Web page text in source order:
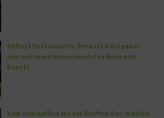
50 Best Restaurants: Peru ist Gastgeber
des weltweit bedeutendsten Kulinarik-
Events
Vom Homeoffice bis zur Rooftop Bar: Welche